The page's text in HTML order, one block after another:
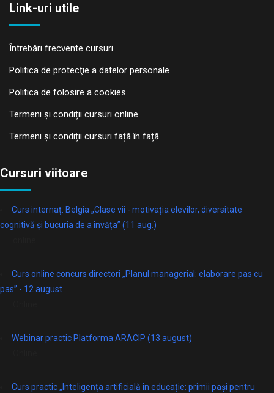
Link-uri utile
Întrebări frecvente cursuri
Politica de protecţie a datelor personale
Politica de folosire a cookies
Termeni și condiții cursuri online
Termeni și condiții cursuri față în față
Cursuri viitoare
Curs internaț. Belgia „Clase vii - motivația elevilor, diversitate
cognitivă și bucuria de a învăța” (11 aug.)
Curs online concurs directori „Planul managerial: elaborare pas cu
pas” - 12 august
Webinar practic Platforma ARACIP (13 august)
Curs practic „Inteligența artificială în educație: primii pași pentru